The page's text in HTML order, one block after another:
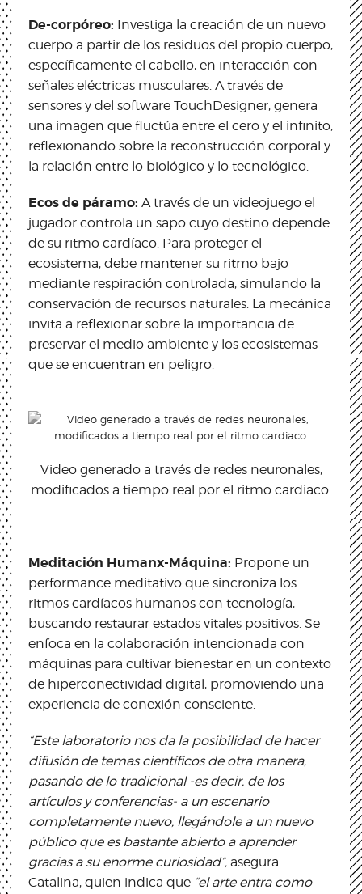
De-corpóreo: Investiga la creación de un nuevo
cuerpo a partir de los residuos del propio cuerpo,
específicamente el cabello, en interacción con
señales eléctricas musculares. A través de
sensores y del software TouchDesigner, genera
una imagen que fluctúa entre el cero y el infinito,
reflexionando sobre la reconstrucción corporal y
la relación entre lo biológico y lo tecnológico.
Ecos de páramo: A través de un videojuego el
jugador controla un sapo cuyo destino depende
de su ritmo cardíaco. Para proteger el
ecosistema, debe mantener su ritmo bajo
mediante respiración controlada, simulando la
conservación de recursos naturales. La mecánica
invita a reflexionar sobre la importancia de
preservar el medio ambiente y los ecosistemas
que se encuentran en peligro.
Video generado a través de redes neuronales,
modificados a tiempo real por el ritmo cardiaco.
Meditación Humanx-Máquina: Propone un
performance meditativo que sincroniza los
ritmos cardíacos humanos con tecnología,
buscando restaurar estados vitales positivos. Se
enfoca en la colaboración intencionada con
máquinas para cultivar bienestar en un contexto
de hiperconectividad digital, promoviendo una
experiencia de conexión consciente.
“Este laboratorio nos da la posibilidad de hacer
difusión de temas científicos de otra manera,
pasando de lo tradicional -es decir, de los
artículos y conferencias- a un escenario
completamente nuevo, llegándole a un nuevo
público que es bastante abierto a aprender
gracias a su enorme curiosidad”, asegura
Catalina, quien indica que “el arte entra como